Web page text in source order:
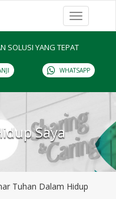
Toggle
navigation
SOLUSI YANG TEPAT
WHATSAPP
Saya
Tuhan Dalam Hidup